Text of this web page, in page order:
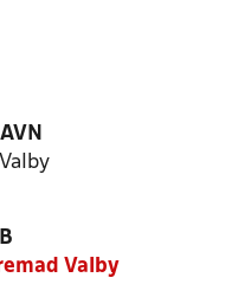
Valby